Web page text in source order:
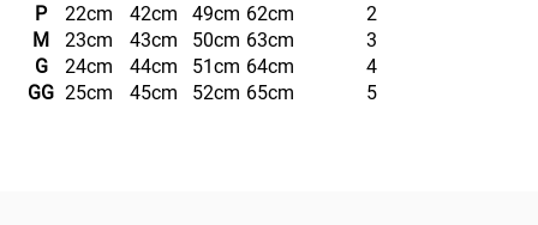
P
22cm 42cm 49cm 62cm
2
M
23cm 43cm 50cm 63cm
3
G
24cm 44cm 51cm 64cm
4
GG 25cm 45cm 52cm 65cm 5